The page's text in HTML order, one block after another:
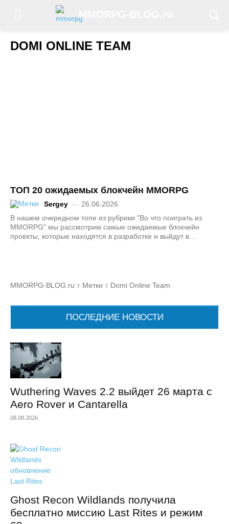
DOMI ONLINE TEAM
ТОП 20 ожидаемых блокчейн MMORPG
Sergey — 26.06.2026
В нашем очередном топе из рубрики "Во что поиграть из
MMORPG" мы рассмотрим самые ожидаемые блокчейн
проекты, которые находятся в разработке и выйдут в…
MMORPG-BLOG.ru Метки Domi Online Team
ПОСЛЕДНИЕ НОВОСТИ
Wuthering Waves 2.2 выйдет 26 марта с
Aero Rover и Cantarella
08.08.2026
Ghost Recon Wildlands получила
бесплатно миссию Last Rites и режим